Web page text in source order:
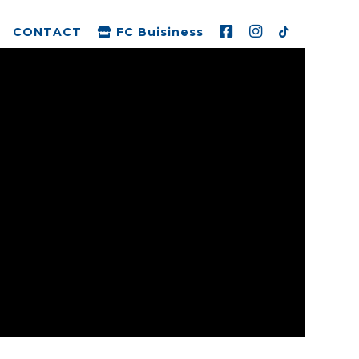
CONTACT FC Buisiness